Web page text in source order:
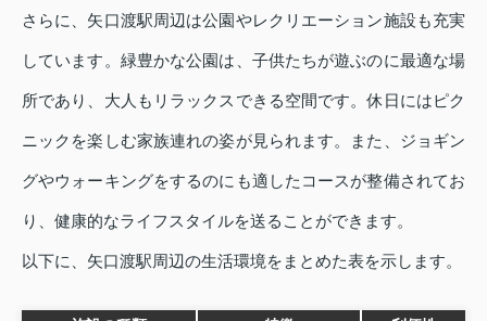
さらに、矢口渡駅周辺は公園やレクリエーション施設も充実
しています。緑豊かな公園は、子供たちが遊ぶのに最適な場
所であり、大人もリラックスできる空間です。休日にはピク
ニックを楽しむ家族連れの姿が見られます。また、ジョギン
グやウォーキングをするのにも適したコースが整備されてお
り、健康的なライフスタイルを送ることができます。
以下に、矢口渡駅周辺の生活環境をまとめた表を示します。